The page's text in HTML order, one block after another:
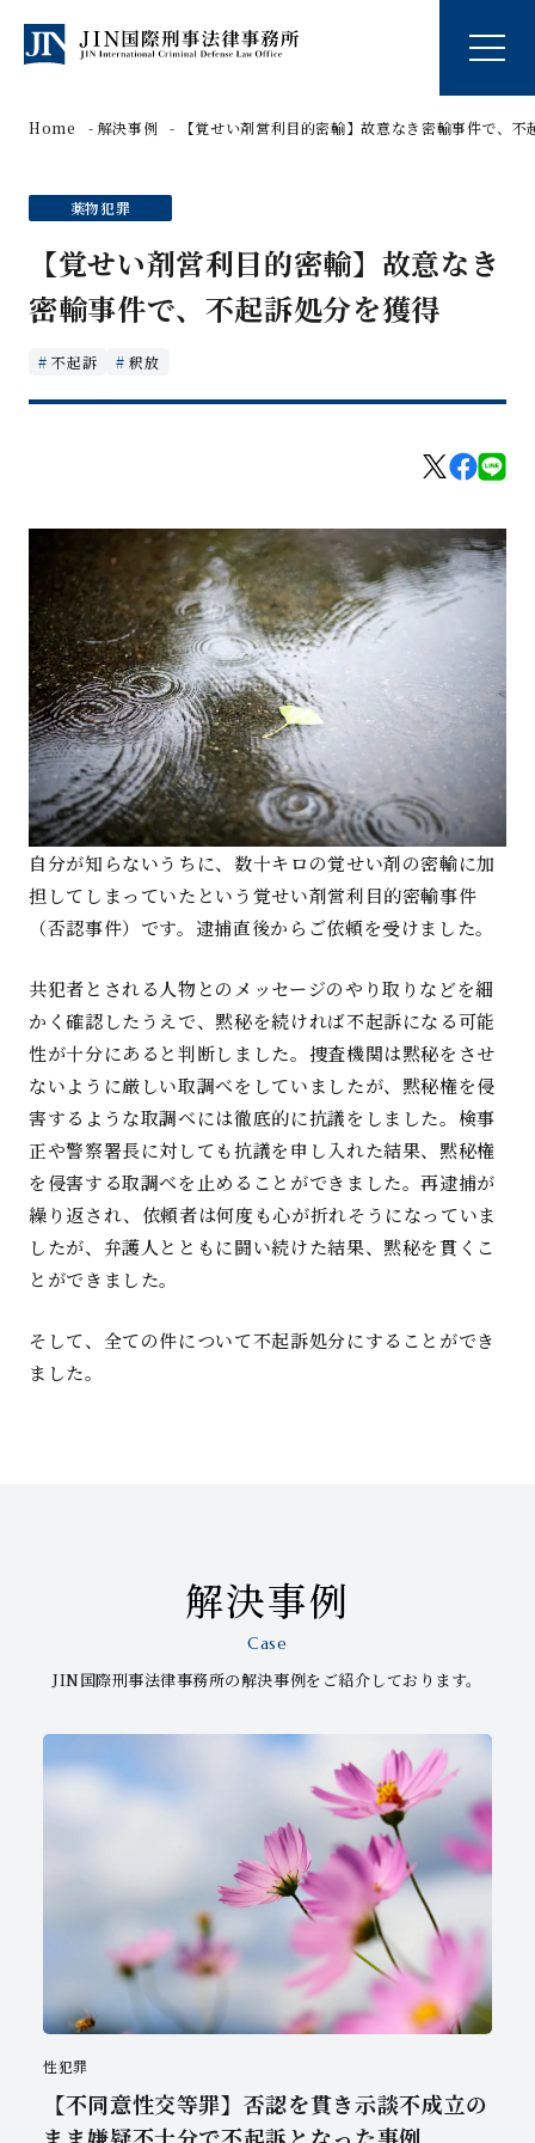
Home 解決事例 【覚せい剤営利目的密輸】故意なき密輸事件で、不
薬物犯罪
【覚せい剤営利目的密輸】故意なき
密輸事件で、不起訴処分を獲得
不起訴 釈放
自分が知らないうちに、数十キロの覚せい剤の密輸に加
担してしまっていたという覚せい剤営利目的密輸事件
（否認事件）です。逮捕直後からご依頼を受けました。
共犯者とされる人物とのメッセージのやり取りなどを細
かく確認したうえで、黙秘を続ければ不起訴になる可能
性が十分にあると判断しました。捜査機関は黙秘をさせ
ないように厳しい取調べをしていましたが、黙秘権を侵
害するような取調べには徹底的に抗議をしました。検事
正や警察署長に対しても抗議を申し入れた結果、黙秘権
を侵害する取調べを止めることができました。再逮捕が
繰り返され、依頼者は何度も心が折れそうになっていま
したが、弁護人とともに闘い続けた結果、黙秘を貫くこ
とができました。
そして、全ての件について不起訴処分にすることができ
ました。
解決事例
Case
JIN国際刑事法律事務所の解決事例をご紹介しております。
性犯罪
【不同意性交等罪】否認を貫き示談不成立の